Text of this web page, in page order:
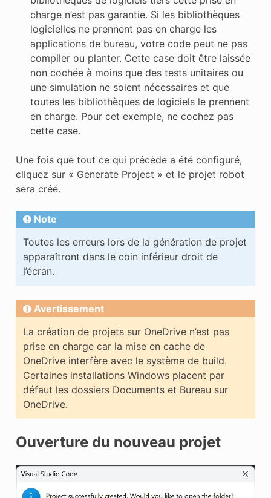
charge n’est pas garantie. Si les bibliothèques
logicielles ne prennent pas en charge les
applications de bureau, votre code peut ne pas
compiler ou planter. Cette case doit être laissée
non cochée à moins que des tests unitaires ou
une simulation ne soient nécessaires et que
toutes les bibliothèques de logiciels le prennent
en charge. Pour cet exemple, ne cochez pas
cette case.
Une fois que tout ce qui précède a été configuré,
cliquez sur « Generate Project » et le projet robot
sera créé.
Note
Toutes les erreurs lors de la génération de projet
apparaîtront dans le coin inférieur droit de
l’écran.
Avertissement
La création de projets sur OneDrive n’est pas
prise en charge car la mise en cache de
OneDrive interfère avec le système de build.
Certaines installations Windows placent par
défaut les dossiers Documents et Bureau sur
OneDrive.
Ouverture du nouveau projet